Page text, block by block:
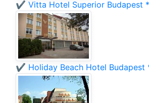
✔️ Vitta Hotel Superior Budapest
✔️ Holiday Beach Hotel Budapest